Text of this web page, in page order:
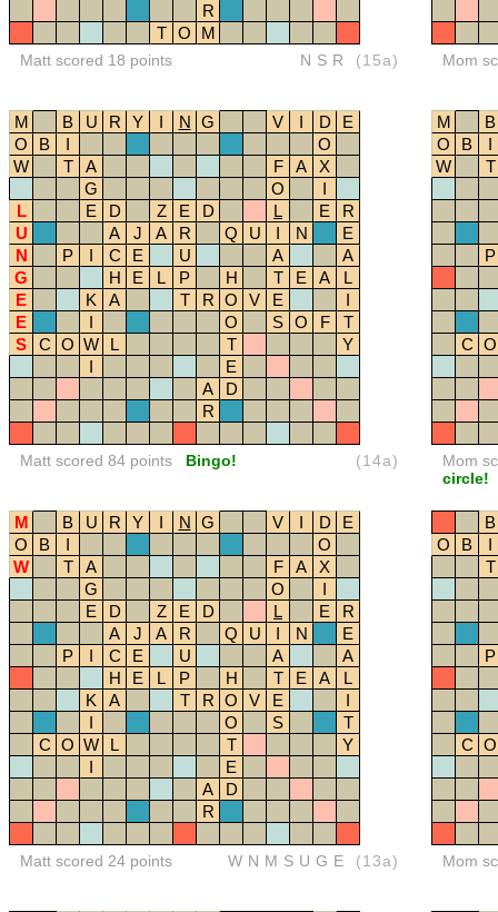
R
T
O M
Matt scored 18 points NSR (15a) Mom
M B U R Y I N G V I D
E
O
B I
O
W
T A F A
X
G
O
I
L
E D Z E D L E
R
U
A J A R Q U I N
E
N
P I C E U A
A
G
H E L P H T E A
L
E
K A T R O V E
I
E
I O S O F
T
S
C O W L T
Y
I
E
A
D
R
Matt scored 84 points Bingo! (14a)
M
B
O
B
I
W
T
P
C O
Mom
circle!
M B U R Y I N G V I D
E
O
B I
O
W
T A F A
X
G
O
I
E
D Z E D L E
R
A
J A R Q U I N
E
P
I C E U A
A
H
E L P H T E A
L
K
A T R O V E
I
I
O S
T
C O W L T
Y
I
E
A
D
R
Matt scored 24 points WNMSUGE (13a)
B
O
B
I
T
P
C O
Mom